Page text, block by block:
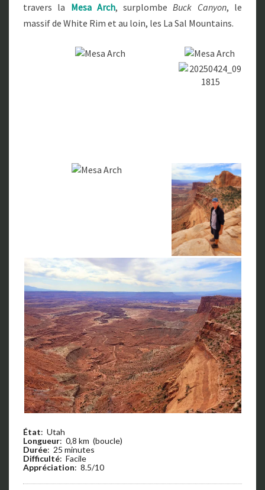
travers la Mesa Arch, surplombeBuck Canyon, le
massif de White Rim et au loin, les La Sal Mountains.
État: Utah
Longueur: 0,8 km (boucle)
Durée: 25 minutes
Difficulté: Facile
Appréciation: 8.5/10